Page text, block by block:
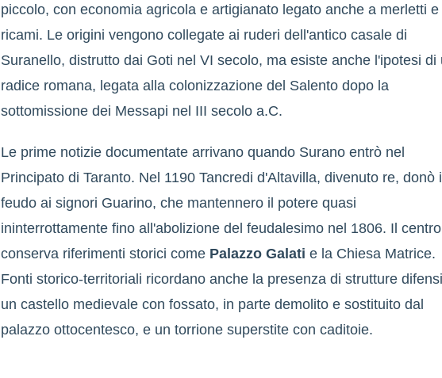
piccolo, con economia agricola e artigianato legato anche a merletti e
ricami. Le origini vengono collegate ai ruderi dell'antico casale di
Suranello, distrutto dai Goti nel VI secolo, ma esiste anche l'ipotesi di
radice romana, legata alla colonizzazione del Salento dopo la
sottomissione dei Messapi nel III secolo a.C.
Le prime notizie documentate arrivano quando Surano entrò nel
Principato di Taranto. Nel 1190 Tancredi d'Altavilla, divenuto re, donò
feudo ai signori Guarino, che mantennero il potere quasi
ininterrottamente fino all'abolizione del feudalesimo nel 1806. Il centro
conserva riferimenti storici come Palazzo Galati e la Chiesa Matrice.
Fonti storico-territoriali ricordano anche la presenza di strutture
un castello medievale con fossato, in parte demolito e sostituito dal
palazzo ottocentesco, e un torrione superstite con caditoie.